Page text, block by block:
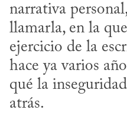
narrativa
llamarla, en la
ejercicio de la
hace ya varios
qué la
atrás.